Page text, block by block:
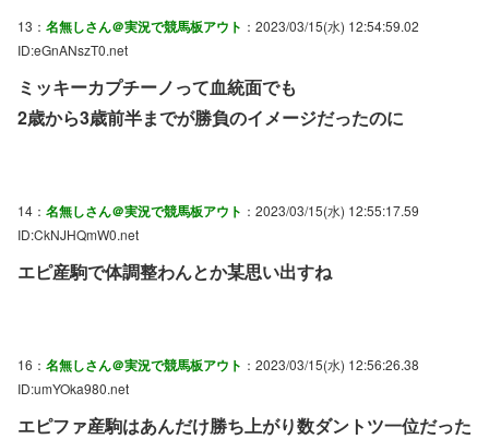
13： 名無しさん＠実況で競馬板アウト ：2023/03/15(水) 12:54:59.02
ID:eGnANszT0.net
ミッキーカプチーノって血統面でも
2歳から3歳前半までが勝負のイメージだったのに
14： 名無しさん＠実況で競馬板アウト ：2023/03/15(水) 12:55:17.59
ID:CkNJHQmW0.net
エピ産駒で体調整わんとか某思い出すね
16： 名無しさん＠実況で競馬板アウト ：2023/03/15(水) 12:56:26.38
ID:umYOka980.net
エピファ産駒はあんだけ勝ち上がり数ダントツ一位だった